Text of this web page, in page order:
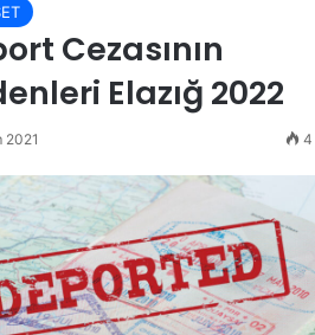
Cezasının
Elazığ 2022
2021 4